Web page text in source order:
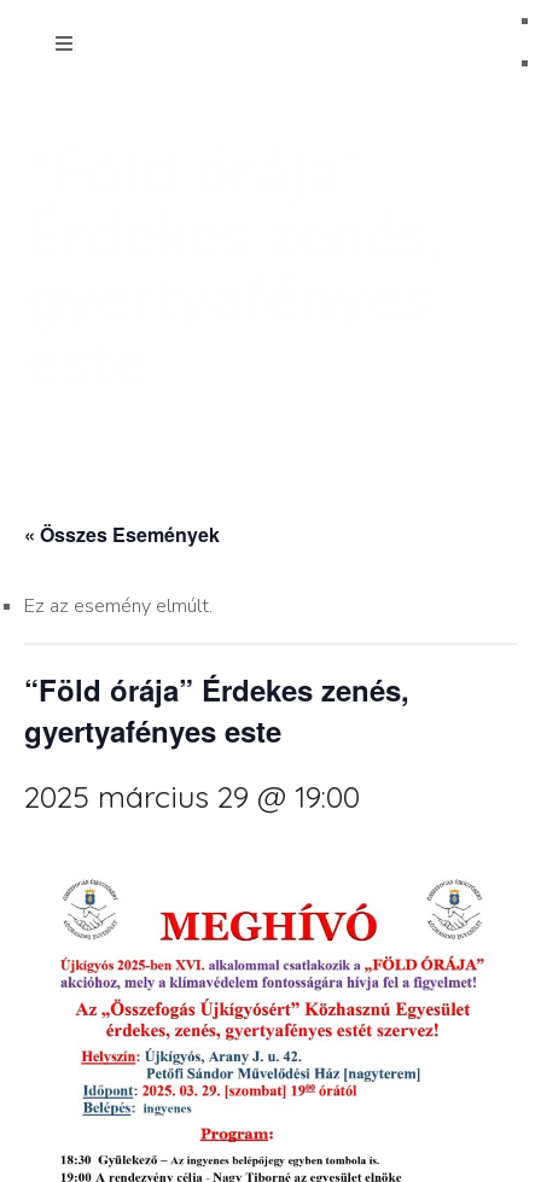
« Összes Események
Ez az esemény elmúlt.
“Föld órája” Érdekes zenés,
gyertyafényes este
2025 március 29 @ 19:00